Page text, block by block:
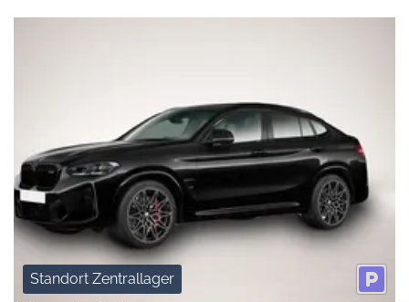
Standort Zentrallager